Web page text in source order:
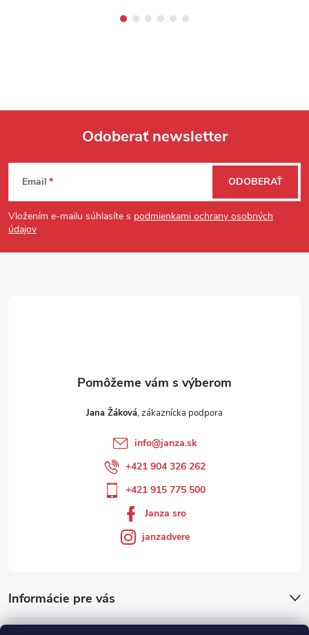
Zápätie
Odoberať newsletter
Email
Vložením e-mailu súhlasíte s podmienkami ochrany osobných
údajov
ODOBERAŤ
Informácie pre vás
Jana Žáková
info@janza.sk
+421 904 326 262
+421 915 775 500
Janza sro
janzadvere